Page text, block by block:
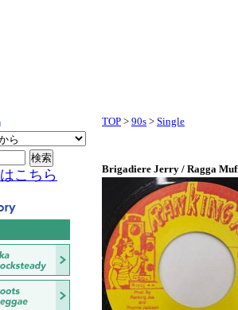
TOP > 90s > Single
Brigadiere Jerry / Ragga
こちら